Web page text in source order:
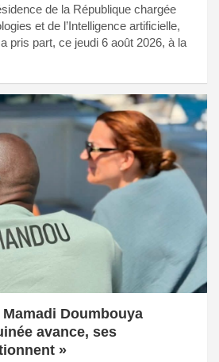
de la République chargée
et de l’Intelligence artificielle,
pris part, ce jeudi 6 août 2026, à la
Doumbouya
avance, ses
»